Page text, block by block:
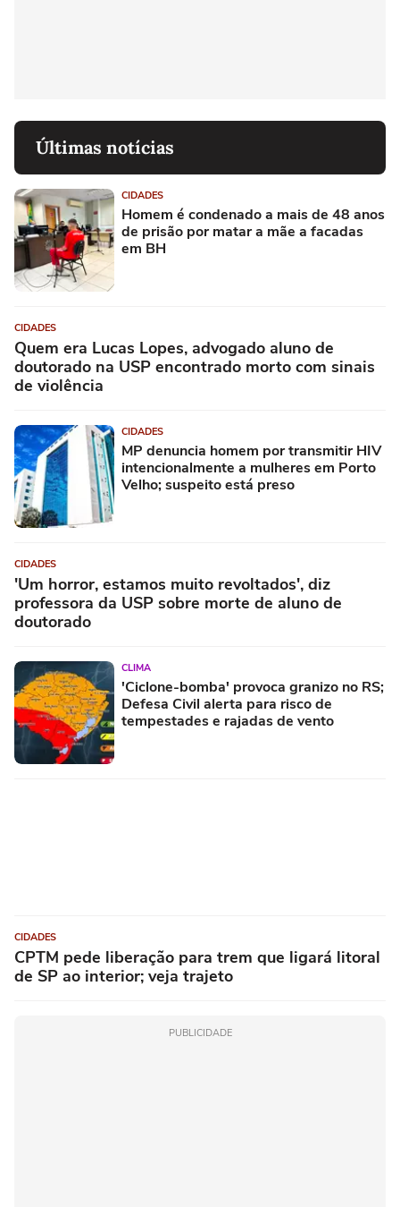
Últimas notícias
CIDADES
Homem é condenado a mais de 48 anos
de prisão por matar a mãe a facadas
em BH
CIDADES
Quem era Lucas Lopes, advogado aluno de
doutorado na USP encontrado morto com sinais
de violência
CIDADES
MP denuncia homem por transmitir HIV
intencionalmente a mulheres em Porto
Velho; suspeito está preso
CIDADES
'Um horror, estamos muito revoltados', diz
professora da USP sobre morte de aluno de
doutorado
CLIMA
'Ciclone-bomba' provoca granizo no RS;
Defesa Civil alerta para risco de
tempestades e rajadas de vento
CIDADES
CPTM pede liberação para trem que ligará litoral
de SP ao interior; veja trajeto
PUBLICIDADE